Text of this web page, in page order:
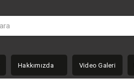
Hakkımızda Video Galeri